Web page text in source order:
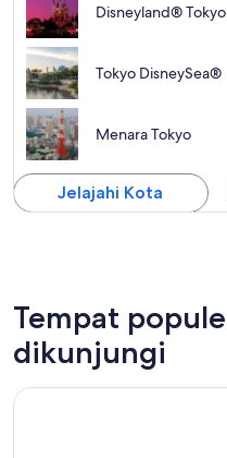
Disneyland® Tokyo
Tokyo DisneySea®
Menara Tokyo
Jelajahi Kota
Tempat
dikunjungi
Disneyland® Tokyo